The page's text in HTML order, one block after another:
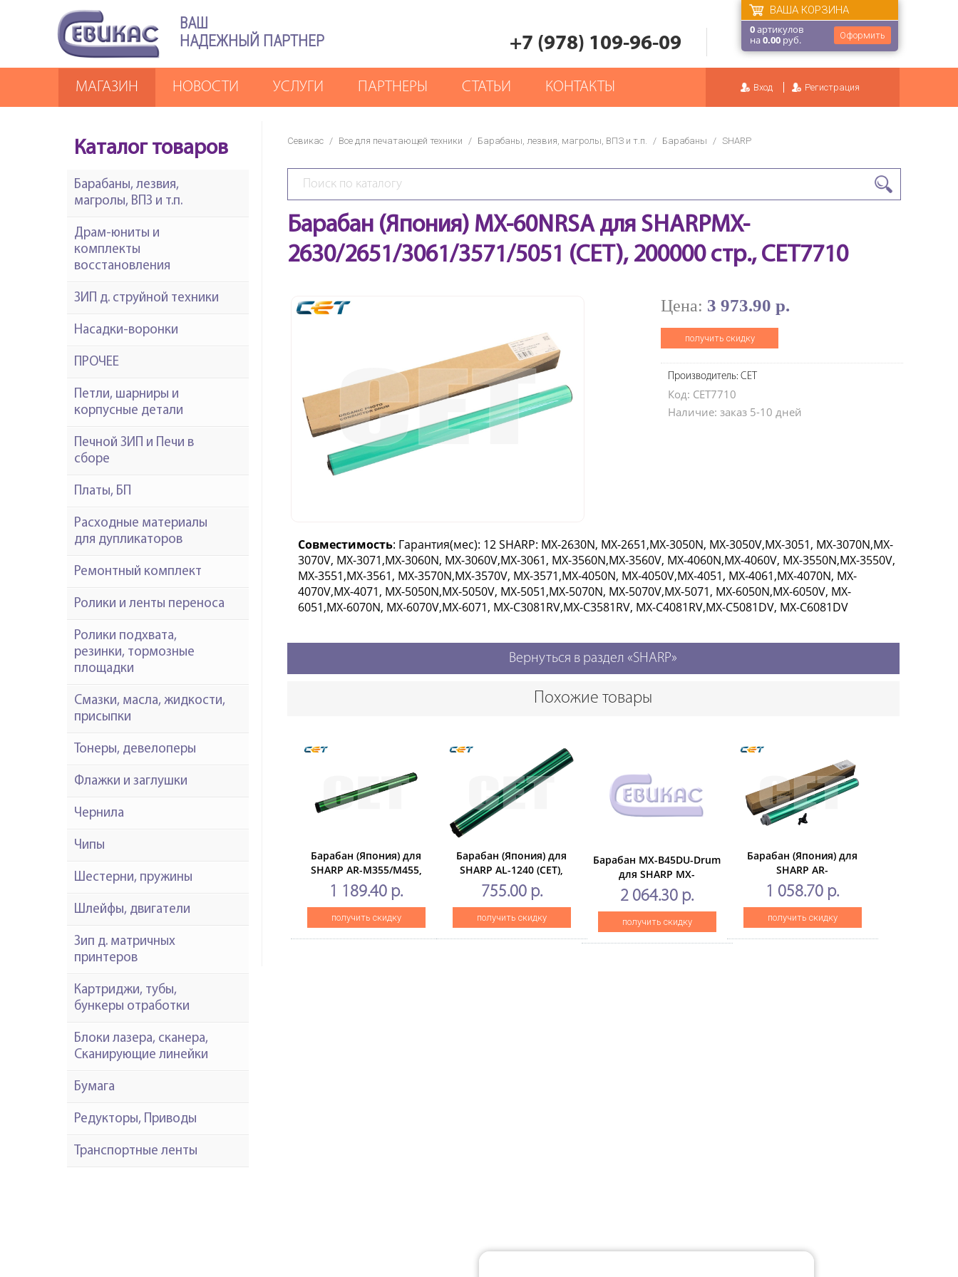
ВАШ
НАДЕЖНЫЙ ПАРТНЕР
+7 (978) 109-96-09 Оформить
ВАША КОРЗИНА
0артикулов
на0.00 руб.
Вход Регистрация
МАГАЗИН НОВОСТИ УСЛУГИ ПАРТНЕРЫ СТАТЬИ КОНТАКТЫ
Севикас / Все для печатающей техники / Барабаны, лезвия, магролы, ВПЗ и т.п. / Барабаны / SHARP
Барабан (Япония) MX-60NRSA для SHARPMX-
2630/2651/3061/3571/5051 (CET), 200000 стр., CET7710
Цена: 3 973.90 р.
получить скидку
Производитель: CET
Код: CET7710
Наличие: заказ 5-10 дней
Совместимость: Гарантия(мес): 12 SHARP: MX-2630N, MX-2651,MX-3050N, MX-3050V,MX-3051, MX-3070N,MX-
3070V, MX-3071,MX-3060N, MX-3060V,MX-3061, MX-3560N,MX-3560V, MX-4060N,MX-4060V, MX-3550N,MX-3550V,
MX-3551,MX-3561, MX-3570N,MX-3570V, MX-3571,MX-4050N, MX-4050V,MX-4051, MX-4061,MX-4070N, MX-
4070V,MX-4071, MX-5050N,MX-5050V, MX-5051,MX-5070N, MX-5070V,MX-5071, MX-6050N,MX-6050V, MX-
6051,MX-6070N, MX-6070V,MX-6071, MX-C3081RV,MX-C3581RV, MX-C4081RV,MX-C5081DV, MX-C6081DV
Вернуться в раздел «SHARP»
Похожие товары
Барабан (Япония) для
SHARP AR-M355/M455,
MX-M350/M450(CET),
180000 стр., CET6588N
1 189.40 р.
получить скидку
Барабан (Япония) для
SHARP AL-1240 (CET),
20000 стр.,CET1834
755.00 р.
получить скидку
Барабан MX-B45DU-Drum
для SHARP MX-
B355W/B455W(CET),
100000 стр., CET101089
2 064.30 р.
получить скидку
Барабан (Япония) для
SHARP AR-
M256/M258/M316/M318(CET),
30000 стр., CET5827
1 058.70 р.
получить скидку
Каталог товаров
Барабаны, лезвия,
магролы, ВПЗ и т.п.
Драм-юниты и
комплекты
восстановления
ЗИП д. струйной техники
Насадки-воронки
ПРОЧЕЕ
Петли, шарниры и
корпусные детали
Печной ЗИП и Печи в
сборе
Платы, БП
Расходные материалы
для дупликаторов
Ремонтный комплект
Ролики и ленты переноса
Ролики подхвата,
резинки, тормозные
площадки
Смазки, масла, жидкости,
присыпки
Тонеры, девелоперы
Флажки и заглушки
Чернила
Чипы
Шестерни, пружины
Шлейфы, двигатели
Зип д. матричных
принтеров
Картриджи, тубы,
бункеры отработки
Блоки лазера, сканера,
Сканирующие линейки
Бумага
Редукторы, Приводы
Транспортные ленты